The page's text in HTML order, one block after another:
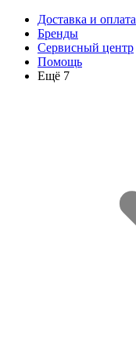
Доставка и оплата
Бренды
Сервисный центр
Помощь
Ещё 7